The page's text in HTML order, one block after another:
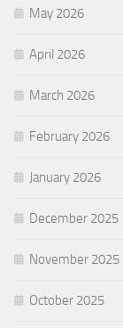
May 2026
April 2026
March 2026
February 2026
January 2026
December 2025
November 2025
October 2025